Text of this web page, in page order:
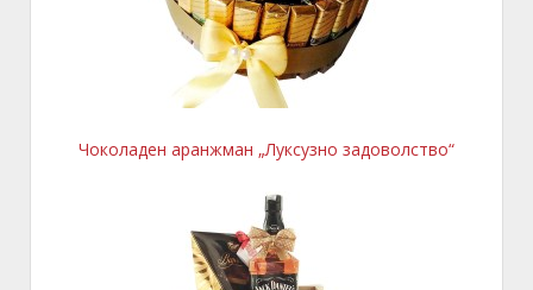
Чоколаден аранжман „Луксузно задоволство“